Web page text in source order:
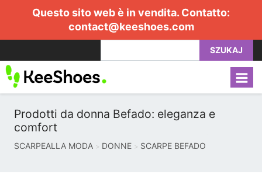
Questo sito web è in vendita. Contatto:
contact@keeshoes.com
SZUKAJ
Prodotti da donna Befado: eleganza e
comfort
SCARPEALLA MODA DONNE SCARPE BEFADO